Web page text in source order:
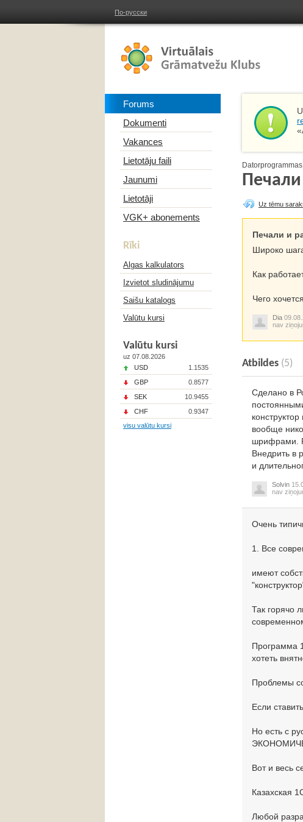
По-русски
Forums
Dokumenti
Vakances
Lietotāju faili
Jaunumi
Lietotāji
VGK+ abonements
Rīki
Algas kalkulators
Izvietot sludinājumu
Saišu katalogs
Valūtu kursi
Valūtu kursi
uz 07.08.2026
USD
1.1535
GBP
0.8577
SEK
10.9455
CHF
0.9347
visu valūtu kursi
Uz tēmu
Печали и
Широко
Как
Чего
Dia
nav
Atbildes (5)
Сделано в
вообще
шрифрами.
Внедрить в
и
Solvin
nav
Очень
1. Все
имеют
Так горячо
Программа
хотеть
Проблемы
Если
Но есть с
Вот и весь
Казахская
Любой